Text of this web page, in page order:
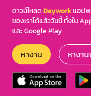
ดาวน์โหลดDayworkแอปพ
ของเราได้แล้ววันนี้ ทั้งใน
และ Google Play
หางาน หางา